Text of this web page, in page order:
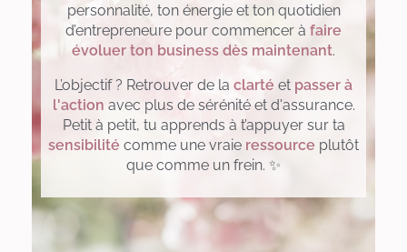
personnalité, ton énergie et ton quotidien
d’entrepreneure pour commencer à faire
évoluer ton business dès maintenant.
L’objectif ? Retrouver de la clarté et passer à
l'action avec plus de sérénité et d'assurance.
Petit à petit, tu apprends à t’appuyer sur ta
sensibilité comme une vraie ressource plutôt
que comme un frein. ✨